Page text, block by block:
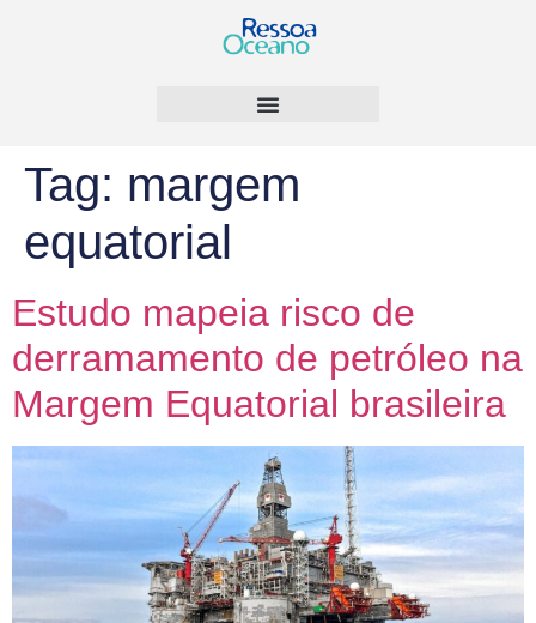
Tag: margem
equatorial
Estudo mapeia risco de
derramamento de petróleo na
Margem Equatorial brasileira